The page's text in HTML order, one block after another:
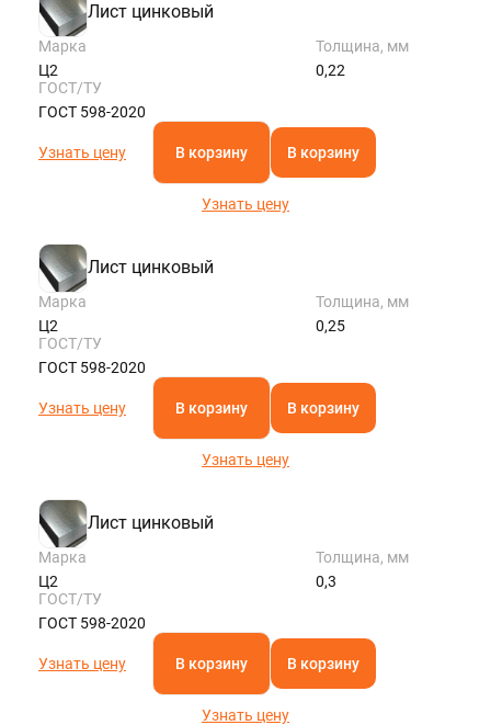
Лист цинковый
Марка
Ц2
Толщина, мм
0,22
ГОСТ/ТУ
ГОСТ 598-2020
Узнать цену В корзину В корзину
Узнать цену
Лист цинковый
Марка
Ц2
Толщина, мм
0,25
ГОСТ/ТУ
ГОСТ 598-2020
Узнать цену В корзину В корзину
Узнать цену
Лист цинковый
Марка
Ц2
Толщина, мм
0,3
ГОСТ/ТУ
ГОСТ 598-2020
Узнать цену В корзину В корзину
Узнать цену